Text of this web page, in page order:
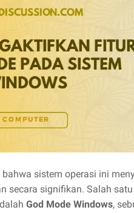
sistem operasi ini
secara signifikan. Salah
God Mode Windows,